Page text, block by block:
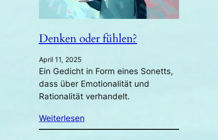
Denken oder fühlen?
April 11, 2025
Ein Gedicht in Form eines Sonetts,
dass über Emotionalität und
Rationalität verhandelt.
Weiterlesen